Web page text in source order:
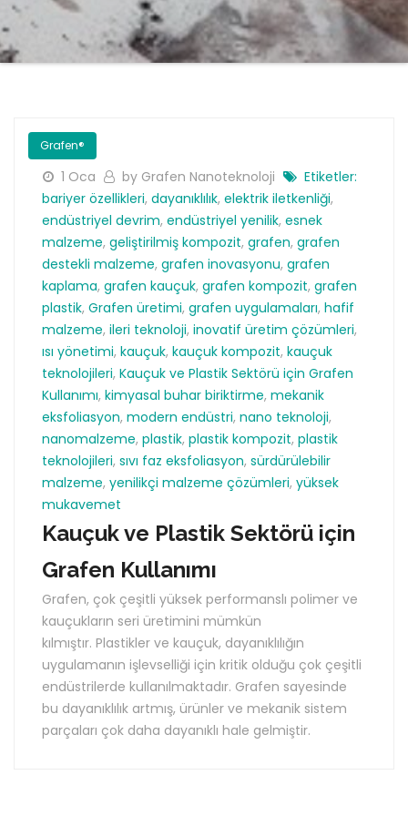
Grafen®
1 Oca by Grafen Nanoteknoloji
Etiketler:
bariyer özellikleri, dayanıklılık, elektrik iletkenliği,
endüstriyel devrim, endüstriyel yenilik, esnek
malzeme, geliştirilmiş kompozit, grafen, grafen
destekli malzeme, grafen inovasyonu, grafen
kaplama, grafen kauçuk, grafen kompozit, grafen
plastik, Grafen üretimi, grafen uygulamaları, hafif
malzeme, ileri teknoloji, inovatif üretim çözümleri,
ısı yönetimi, kauçuk, kauçuk kompozit, kauçuk
teknolojileri, Kauçuk ve Plastik Sektörü için Grafen
Kullanımı, kimyasal buhar biriktirme, mekanik
eksfoliasyon, modern endüstri, nano teknoloji,
nanomalzeme, plastik, plastik kompozit, plastik
teknolojileri, sıvı faz eksfoliasyon, sürdürülebilir
malzeme, yenilikçi malzeme çözümleri, yüksek
mukavemet
Kauçuk ve Plastik Sektörü için
Grafen Kullanımı
Grafen, çok çeşitli yüksek performanslı polimer ve
kauçukların seri üretimini mümkün
kılmıştır. Plastikler ve kauçuk, dayanıklılığın
uygulamanın işlevselliği için kritik olduğu çok çeşitli
endüstrilerde kullanılmaktadır. Grafen sayesinde
bu dayanıklılık artmış, ürünler ve mekanik sistem
parçaları çok daha dayanıklı hale gelmiştir.